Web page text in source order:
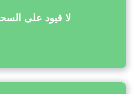
لا قيود على